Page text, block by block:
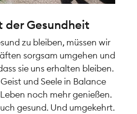
der Gesundheit
zu bleiben, müssen wir
sorgsam umgehen und
sie uns erhalten bleiben.
und Seele in Balance
noch mehr genießen.
gesund. Und umgekehrt.